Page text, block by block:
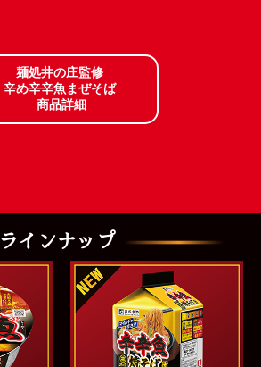
麺処井の庄監修
辛め辛辛魚まぜそば
商品詳細
ラインナップ